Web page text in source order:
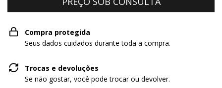
Compra protegida
Seus dados cuidados durante toda a compra.
Trocas e devoluções
Se não gostar, você pode trocar ou devolver.